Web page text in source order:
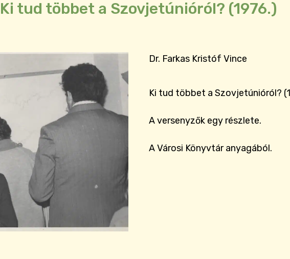
Ki tud többet a Szovjetúnióról? (1976.)
Dr. Farkas Kristóf Vince
Ki tud többet a Szovjetúnióról?
A versenyzők egy részlete.
A Városi Könyvtár anyagából.